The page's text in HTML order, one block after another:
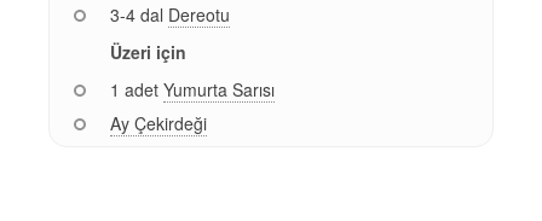
3-4 dal Dereotu
Üzeri için
1 adet Yumurta Sarısı
Ay Çekirdeği